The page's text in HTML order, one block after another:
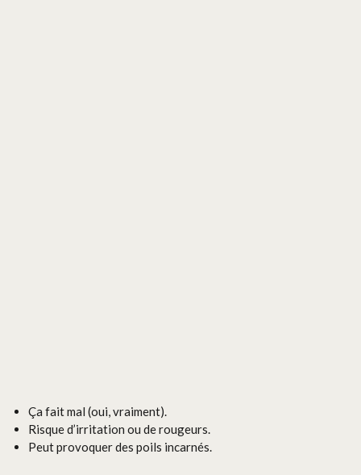
Ça fait mal (oui, vraiment).
Risque d’irritation ou de rougeurs.
Peut provoquer des poils incarnés.